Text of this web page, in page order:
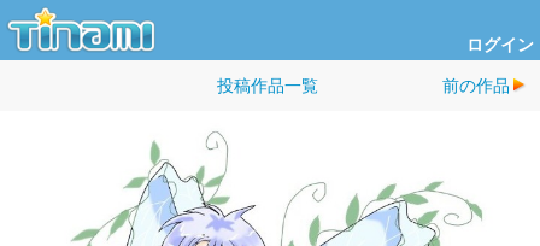
ログイン
投稿作品一覧 前の作品